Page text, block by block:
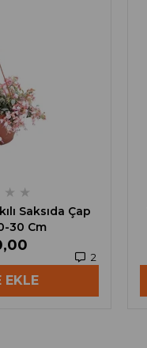
★ ★
Saksıda Çap
30 Cm
2
EKLE